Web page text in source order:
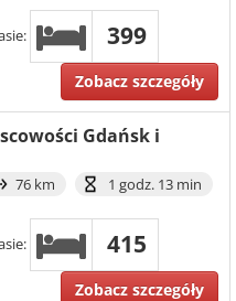
399
Zobacz szczegóły
Gdańsk i
76 km 1 godz. 13 min
415
Zobacz szczegóły